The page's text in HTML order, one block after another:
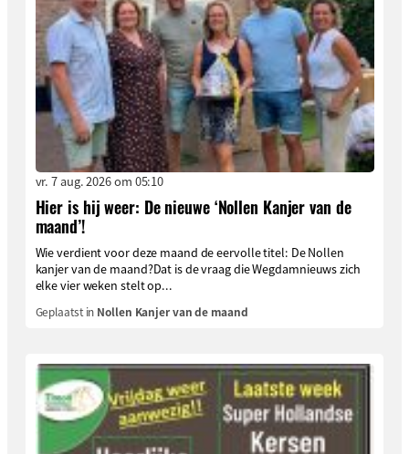
vr. 7 aug. 2026 om 05:10
Hier is hij weer: De nieuwe ‘Nollen Kanjer van de
maand’!
Wie verdient voor deze maand de eervolle titel: De Nollen
kanjer van de maand?Dat is de vraag die Wegdamnieuws zich
elke vier weken stelt op...
Geplaatst in Nollen Kanjer van de maand